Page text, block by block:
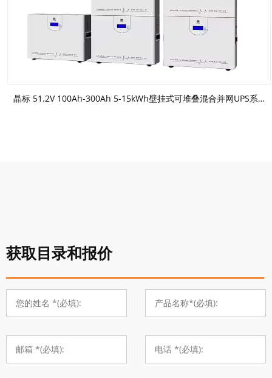
晶标 51.2V 100Ah-300Ah 5-15kWh壁挂式可堆叠混合并网UPS系统壁挂式锂电池，用于太阳能家用电器
获取目录和报价